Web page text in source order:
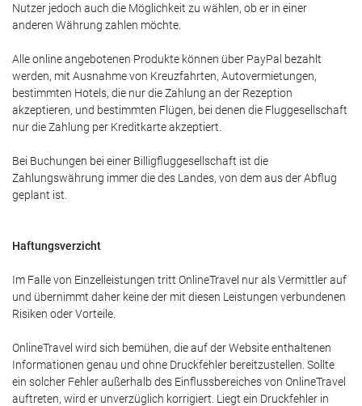
Nutzer jedoch auch die Möglichkeit zu wählen, ob er in einer
anderen Währung zahlen möchte.
Alle online angebotenen Produkte können über PayPal bezahlt
werden, mit Ausnahme von Kreuzfahrten, Autovermietungen,
bestimmten Hotels, die nur die Zahlung an der Rezeption
akzeptieren, und bestimmten Flügen, bei denen die Fluggesellschaft
nur die Zahlung per Kreditkarte akzeptiert.
Bei Buchungen bei einer Billigfluggesellschaft ist die
Zahlungswährung immer die des Landes, von dem aus der Abflug
geplant ist.
Haftungsverzicht
Im Falle von Einzelleistungen tritt OnlineTravel nur als Vermittler auf
und übernimmt daher keine der mit diesen Leistungen verbundenen
Risiken oder Vorteile.
OnlineTravel wird sich bemühen, die auf der Website enthaltenen
Informationen genau und ohne Druckfehler bereitzustellen. Sollte
ein solcher Fehler außerhalb des Einflussbereiches von OnlineTravel
auftreten, wird er unverzüglich korrigiert. Liegt ein Druckfehler in